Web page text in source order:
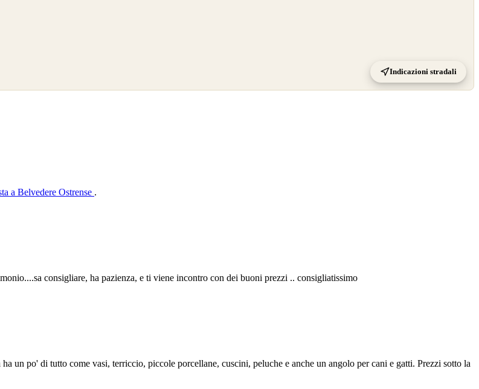
Indicazioni stradali
a Belvedere Ostrense .
consigliare, ha pazienza, e ti viene incontro con dei buoni prezzi .. consigliatissimo
un po' di tutto come vasi, terriccio, piccole porcellane, cuscini, peluche e anche un angolo per cani e gatti. Prezzi sotto la